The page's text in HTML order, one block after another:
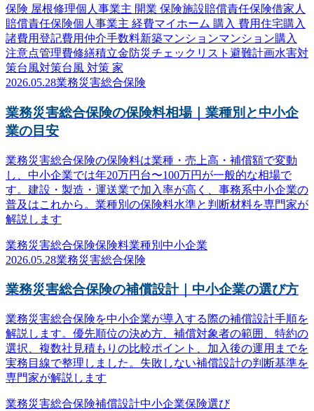
保険 屋根修理個人事業主 開業 保険施設賠償責任保険借家人
賠償責任保険個人事業主 経費マイホーム 購入 費用住宅購入
諸費用登記費用仲介手数料新築マンションマンション購入
注意点管理費修繕積立金防災チェックリスト 避難計画水害対
策台風対策台風 対策 家
2026.05.28業務災害総合保険
業務災害総合保険の保険料相場｜業種別と中小企
業の目安
業務災害総合保険の保険料は業種・売上高・補償額で変動
し、中小企業では年20万円台〜100万円が一般的な相場で
す。建設・製造・運送業で加入率が高く、事務系中小企業の
普及はこれから。業種別の保険料水準と判断材料を専門家が
解説します
業務災害総合保険保険料業種別 中小企業
2026.05.28業務災害総合保険
業務災害総合保険の補償設計｜中小企業の選び方
業務災害総合保険を中小企業が導入する際の補償設計手順を
解説します。優先順位の決め方、補償対象者の範囲、特約の
選択、複数社見積もりの比較ポイント、加入後の運用までを
実務目線で整理しました。失敗しない補償設計の判断基準を
専門家が解説します
業務災害総合保険補償設計中小企業保険選び